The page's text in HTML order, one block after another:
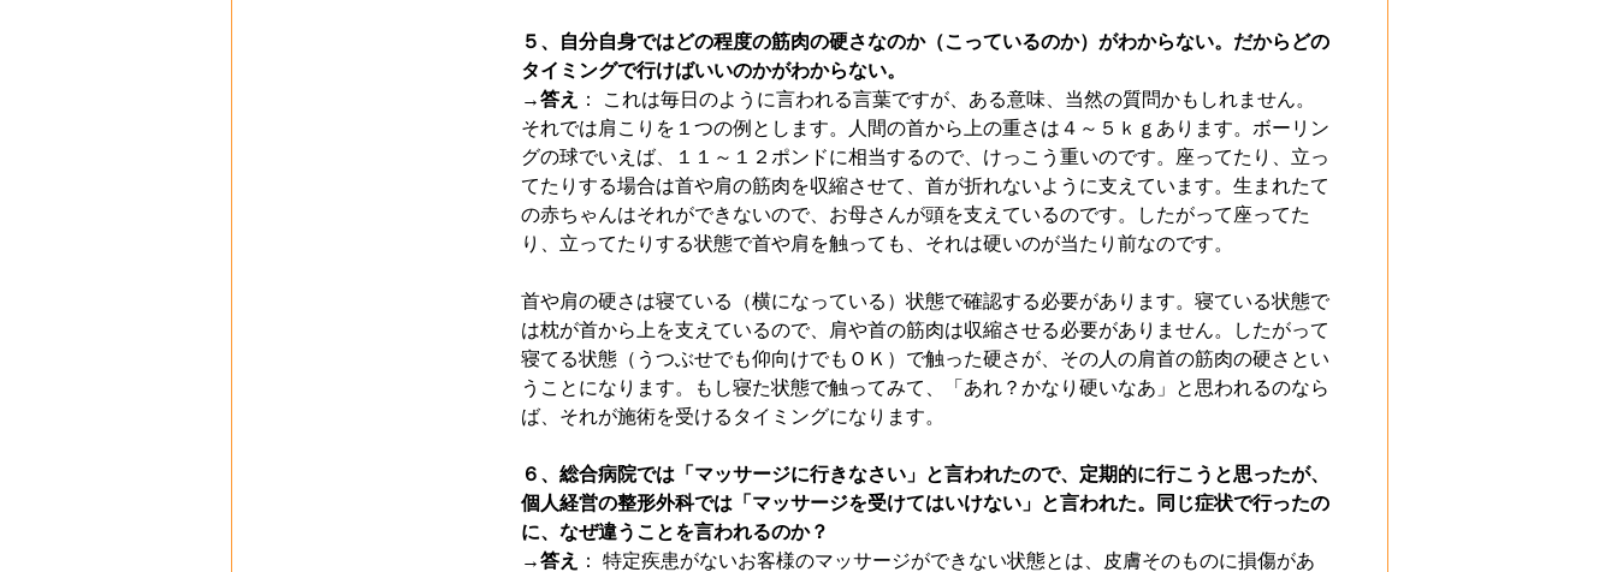
５、自分自身ではどの程度の筋肉の硬さなのか（こっているのか）がわからない。だからどの
タイミングで行けばいいのかがわからない。
→答え
： これは毎日のように言われる言葉ですが、ある意味、当然の質問かもしれません。
それでは肩こりを１つの例とします。人間の首から上の重さは４～５ｋｇあります。ボーリン
グの球でいえば、１１～１２ポンドに相当するので、けっこう重いのです。座ってたり、立っ
てたりする場合は首や肩の筋肉を収縮させて、首が折れないように支えています。生まれたて
の赤ちゃんはそれができないので、お母さんが頭を支えているのです。したがって座ってた
り、立ってたりする状態で首や肩を触っても、それは硬いのが当たり前なのです。
首や肩の硬さは寝ている（横になっている）状態で確認する必要があります。寝ている状態で
は枕が首から上を支えているので、肩や首の筋肉は収縮させる必要がありません。したがって
寝てる状態（うつぶせでも仰向けでもＯＫ）で触った硬さが、その人の肩首の筋肉の硬さとい
うことになります。もし寝た状態で触ってみて、「あれ？かなり硬いなあ」と思われるのなら
ば、それが施術を受けるタイミングになります。
６、総合病院では「マッサージに行きなさい」と言われたので、定期的に行こうと思ったが、
個人経営の整形外科では「マッサージを受けてはいけない」と言われた。同じ症状で行ったの
に、なぜ違うことを言われるのか？
→答え
： 特定疾患がないお客様のマッサージができない状態とは、皮膚そのものに損傷があ